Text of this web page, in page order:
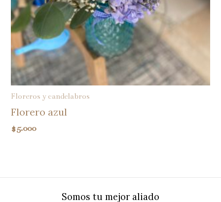
Floreros y candelabros
Florero azul
$5.000
Somos tu mejor aliado